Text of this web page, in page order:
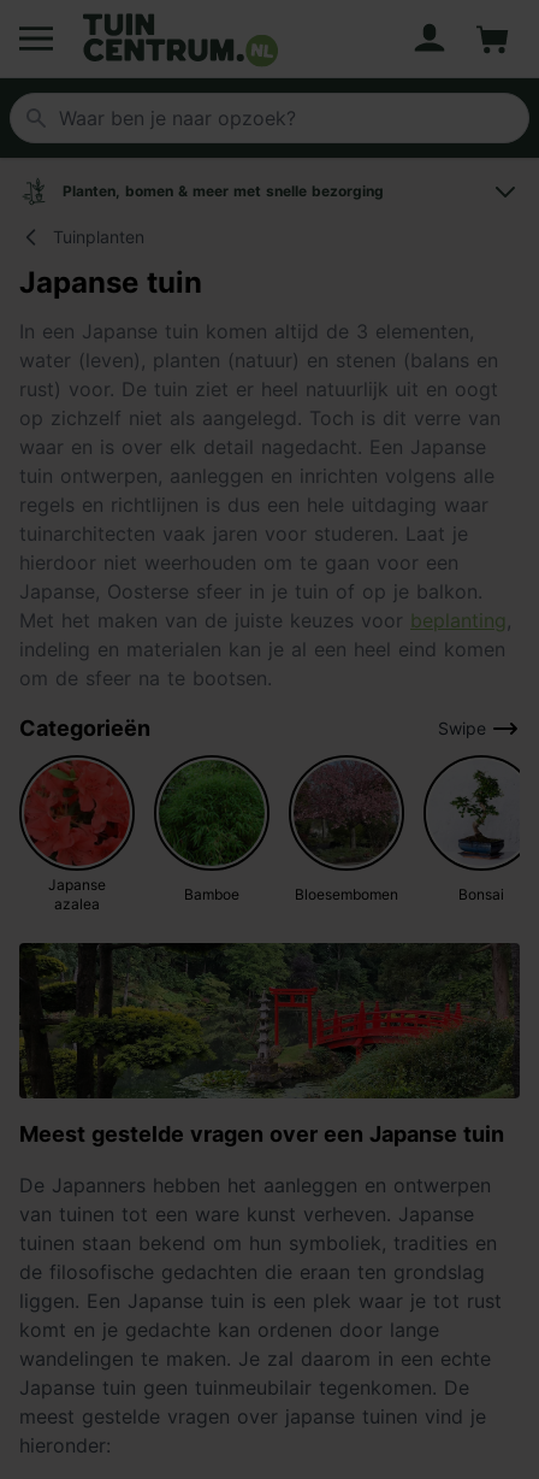
Logo Tuincentrum.nl
Planten, bomen & meer met snelle bezorging
Tuinplanten
Japanse tuin
In een Japanse tuin komen altijd de 3 elementen,
water (leven), planten (natuur) en stenen (balans en
rust) voor. De tuin ziet er heel natuurlijk uit en oogt
op zichzelf niet als aangelegd. Toch is dit verre van
waar en is over elk detail nagedacht. Een Japanse
tuin ontwerpen, aanleggen en inrichten volgens alle
regels en richtlijnen is dus een hele uitdaging waar
tuinarchitecten vaak jaren voor studeren. Laat je
hierdoor niet weerhouden om te gaan voor een
Japanse, Oosterse sfeer in je tuin of op je balkon.
Met het maken van de juiste keuzes voor beplanting ,
indeling en materialen kan je al een heel eind komen
om de sfeer na te bootsen.
Categorieën Swipe
Japanse
azalea
Bamboe Bloesembomen Bonsai
Meest gestelde vragen over een Japanse tuin
De Japanners hebben het aanleggen en ontwerpen
van tuinen tot een ware kunst verheven. Japanse
tuinen staan bekend om hun symboliek, tradities en
de filosofische gedachten die eraan ten grondslag
liggen. Een Japanse tuin is een plek waar je tot rust
komt en je gedachte kan ordenen door lange
wandelingen te maken. Je zal daarom in een echte
Japanse tuin geen tuinmeubilair tegenkomen. De
meest gestelde vragen over japanse tuinen vind je
hieronder: